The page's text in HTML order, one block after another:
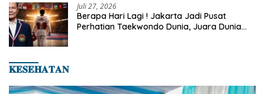
Juli 27, 2026
Berapa Hari Lagi ! Jakarta Jadi Pusat
Perhatian Taekwondo Dunia, Juara Dunia
𝐊𝐄𝐒𝐄𝐇𝐀𝐓𝐀𝐍